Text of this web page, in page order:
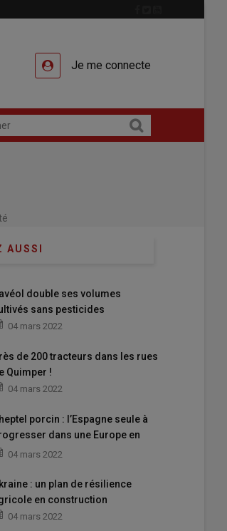
Je me connecte
AUSSI
double ses volumes
sans pesticides
04 mars 2022
de 200 tracteurs dans les rues
Quimper !
04 mars 2022
porcin : l’Espagne seule à
dans une Europe en
04 mars 2022
: un plan de résilience
en construction
04 mars 2022